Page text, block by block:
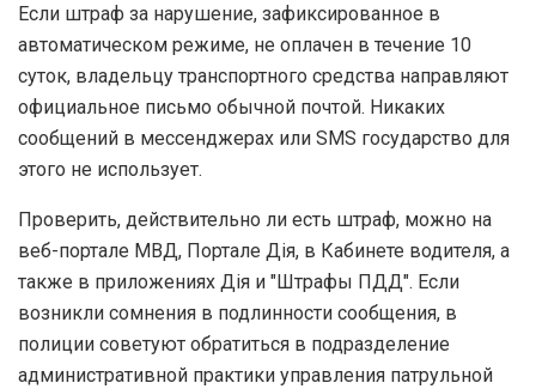
Если штраф за нарушение, зафиксированное в
автоматическом режиме, не оплачен в течение 10
суток, владельцу транспортного средства направляют
официальное письмо обычной почтой. Никаких
сообщений в мессенджерах или SMS государство для
этого не использует.
Проверить, действительно ли есть штраф, можно на
веб-портале МВД, Портале Дія, в Кабинете водителя, а
также в приложениях Дія и "Штрафы ПДД". Если
возникли сомнения в подлинности сообщения, в
полиции советуют обратиться в подразделение
административной практики управления патрульной